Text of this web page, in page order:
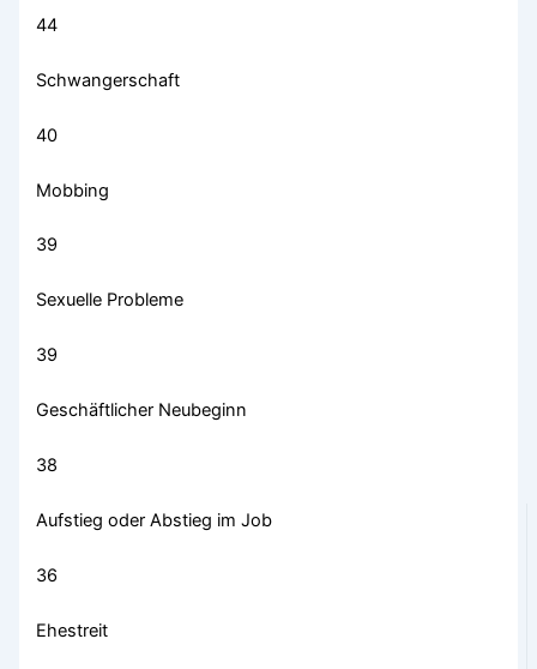
44
Schwangerschaft
40
Mobbing
39
Sexuelle Probleme
39
Geschäftlicher Neubeginn
38
Aufstieg oder Abstieg im Job
36
Ehestreit